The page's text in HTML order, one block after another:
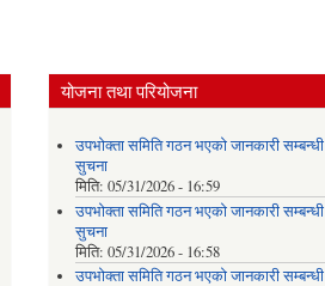
योजना तथा परियोजना
उपभोक्ता समिति गठन भएको जानकारी सम्बन्धी
सुचना
मिति:05/31/2026 - 16:59
उपभोक्ता समिति गठन भएको जानकारी सम्बन्धी
सुचना
मिति:05/31/2026 - 16:58
उपभोक्ता समिति गठन भएको जानकारी सम्बन्धी